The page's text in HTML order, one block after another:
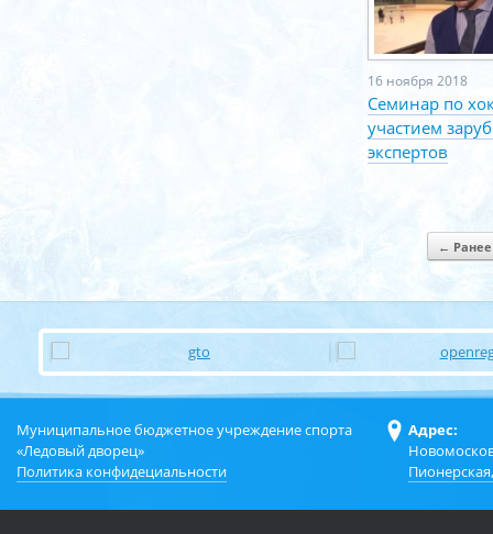
16 ноября 2018
Семинар по
участием
экспертов
Навигация по← Ранее
Муниципальное бюджетное учреждение спорта
«Ледовый дворец»
Политика конфидециальности
Адрес: